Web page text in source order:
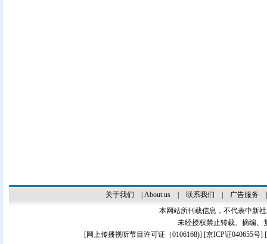
关于我们 About us| 联系我们 广告服务
本网站所刊载信息，不代表中新
未经授权禁止转载、摘编、
[网上传播视听节目许可证（0106168)] [京ICP证040655号]